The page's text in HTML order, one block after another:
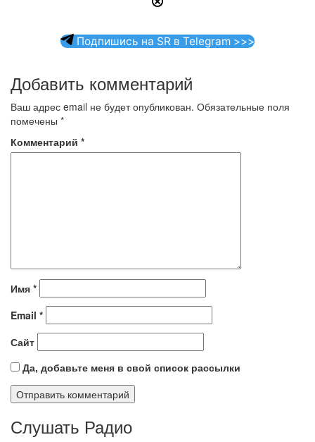
Подпишись на SR в Telegram >>>
Добавить комментарий
Ваш адрес email не будет опубликован. Обязательные поля
помечены *
Комментарий *
Имя *
Email *
Сайт
Да, добавьте меня в свой список рассылки
Слушать Радио